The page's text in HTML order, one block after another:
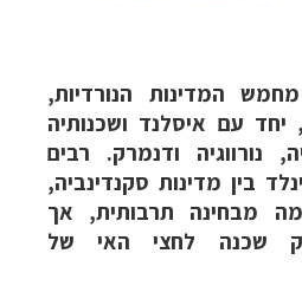
המדינות הנורדיות,
יחד עם איסלנד ושכנותיה
נורווגיה ודנמרק. רבים
בין מדינות סקנדינביה,
מבחינה תרבותית, אך
שכנה לחצי האי של